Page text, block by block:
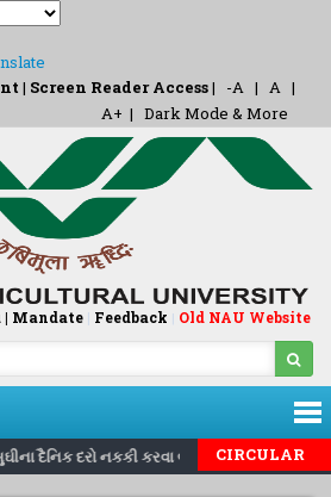
| Screen Reader Access| -A | A |
A+ | Dark Mode & More
| Mandate| Feedback | Old NAU Website
દૈનિક દરો નકકી કરવા બાબત.. | |Inviting
CIRCULAR